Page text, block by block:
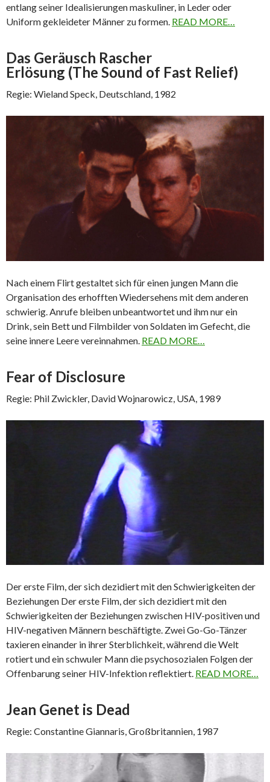
entlang seiner Idealisierungen maskuliner, in Leder oder
Uniform gekleideter Männer zu formen. READ MORE…
Das Geräusch Rascher
Erlösung (The Sound of Fast Relief)
Regie: Wieland Speck, Deutschland, 1982
Nach einem Flirt gestaltet sich für einen jungen Mann die
Organisation des erhofften Wiedersehens mit dem anderen
schwierig. Anrufe bleiben unbeantwortet und ihm nur ein
Drink, sein Bett und Filmbilder von Soldaten im Gefecht, die
seine innere Leere vereinnahmen. READ MORE…
Fear of Disclosure
Regie: Phil Zwickler, David Wojnarowicz, USA, 1989
Der erste Film, der sich dezidiert mit den Schwierigkeiten der
Beziehungen Der erste Film, der sich dezidiert mit den
Schwierigkeiten der Beziehungen zwischen HIV-positiven und
HIV-negativen Männern beschäftigte. Zwei Go-Go-Tänzer
taxieren einander in ihrer Sterblichkeit, während die Welt
rotiert und ein schwuler Mann die psychosozialen Folgen der
Offenbarung seiner HIV-Infektion reflektiert. READ MORE…
Jean Genet is Dead
Regie: Constantine Giannaris, Großbritannien, 1987